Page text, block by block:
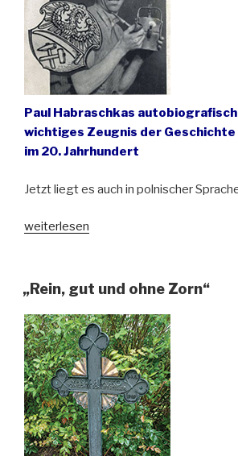
Paul Habraschkas
wichtiges Zeugnis der Geschichte
im 20. Jahrhundert
Jetzt liegt es auch in polnischer
„Vergessener
in
Heimat
wiederentdeckt“
weiterlesen
„Rein, gut und ohne Zorn“